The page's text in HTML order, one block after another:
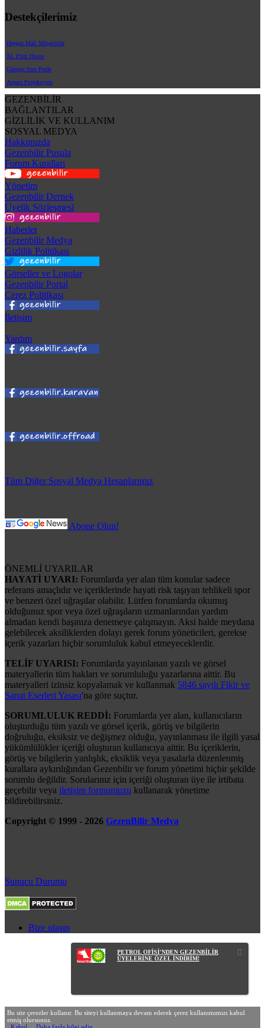
Destekçilerimiz
Hepgur Mali Müşavirlik
XL Print House
Günpay Stor Perde
Aspera Projeksiyon
GEZENBİLİR
BAĞLANTILAR
GİZLİLİK VE KULLANIM
SOSYAL MEDYA
Hakkımızda
Gezenbilir Pusula
Forum Kuralları
Yönetim
Gezenbilir Dernek
Üyelik Sözleşmesi
Haberler
Gezenbilir Medya
Gizlilik Politikası
Görseller ve Logolar
Gezenbilir Portal
Çerez Politikası
İletişim
Yardım
Tüm Diğer Sosyal Medya Hesaplarımız
Abone Olun!
ÖNEMLİ UYARILAR
HAYATİ UYARI: Forumlarda yer alan tüm konular sadece
referans amaçlıdır ve içeriklerinde hayati risk taşıyan tehlikeli spor
ve benzeri özel uğraşılar olabilir. Lütfen forumlarda okumuş
olduğunuz spor veya özel uğraşıların uzmanlarından yardım
almadan kendi başınıza denemeye çalışmayın. Aksi halde meydana
gelebilecek aksiliklerden dolayı gerek forum yöneticileri, gerekse
içerik yazarları hiçbir sorumluluk kabul etmeyeceklerdir.
TELİF UYARISI: Forumlarda yayınlanan yazılı ve görsel
materyallerin tüm hakları ve sorumluluğu yazarlarına aittir. Bu
materyalleri izinsiz kopyalamak ve kullanmak 5846 sayılı Fikir ve
Sanat Eserleri Yasası'na göre suçtur.
SORUMLULUK REDDİ: Forumlarda yer alan, kullanıcıların
oluşturduğu tüm yazılı ve görsel içerik, görüş ve bilgilerin
doğruluğu, eksiksiz ve değişmez olduğu, yayınlanması ile ilgili yasal
yükümlülükler içeriği oluşturan kullanıcıya aittir. Bu içeriklerin,
görüş ve bilgilerin yanlışlık, eksiklik veya yasalarla düzenlenmiş
kurallara aykırılığından Gezenbilir ve forum yönetimi hiçbir şekilde
sorumlu değildir. Sorularınız için içeriği oluşturan üye ile irtibata
geçebilir veya iletişim formumuzu kullanarak yönetime
bildirebilirsiniz.
Copyright © 1999 - 2026 GezenBilir Medya
Sunucu Durumu
Bize ulaşın
PETROL OFİSİ'NDEN GEZENBİLİR
ÜYELERİNE ÖZEL İNDİRİM!
Bu site çerezler kullanır. Bu siteyi kullanmaya devam ederek çerez kullanımımızı kabul
etmiş olursunuz.